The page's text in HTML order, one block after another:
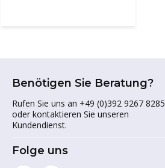
Benötigen Sie Beratung?
Rufen Sie uns an +49 (0)392 9267 8285
oder kontaktieren Sie unseren
Kundendienst.
Folge uns